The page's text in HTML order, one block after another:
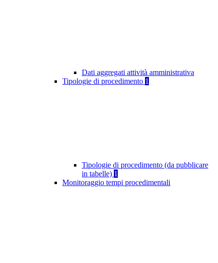
Dati aggregati attività amministrativa
Tipologie di procedimento 1
Tipologie di procedimento (da pubblicare
in tabelle) 1
Monitoraggio tempi procedimentali